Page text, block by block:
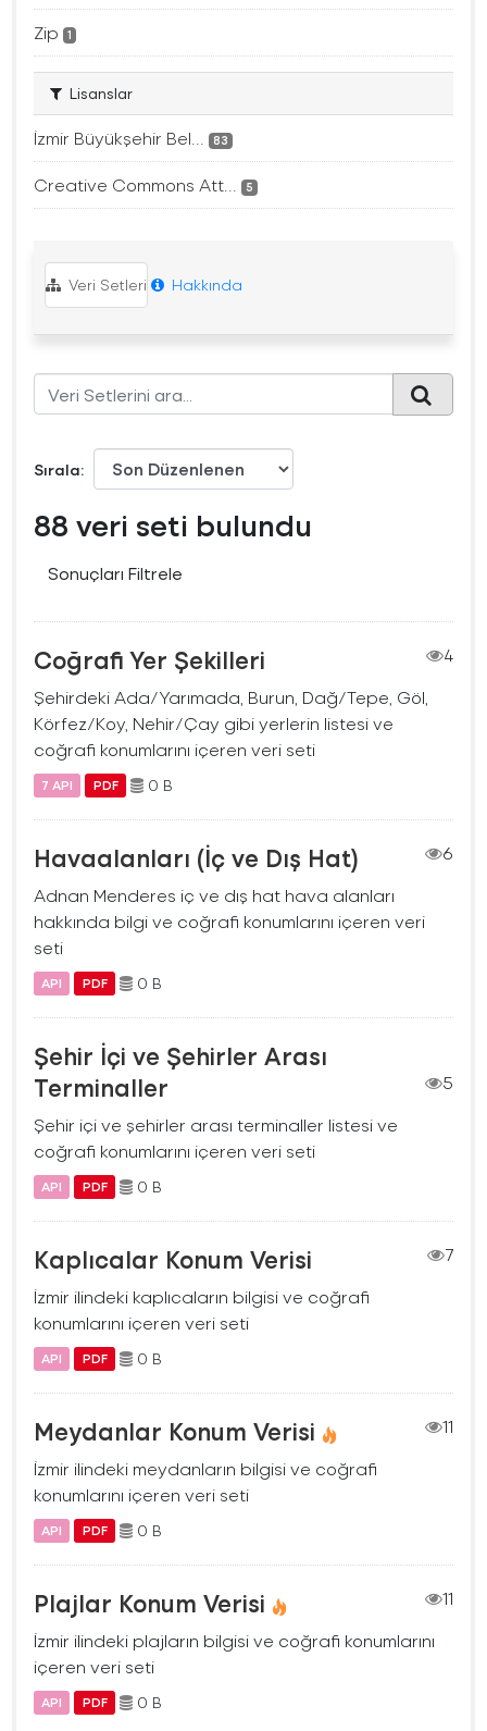
Zip 1
Lisanslar
İzmir Büyükşehir Bel... 83
Creative Commons Att... 5
Veri Setleri Hakkında
Sırala
88 veri seti bulundu
Sonuçları Filtrele
Coğrafi Yer Şekilleri
4
Şehirdeki Ada/Yarımada, Burun, Dağ/Tepe, Göl,
Körfez/Koy, Nehir/Çay gibi yerlerin listesi ve
coğrafi konumlarını içeren veri seti
7 API PDF 0 B
Havaalanları (İç ve Dış Hat)
6
Adnan Menderes iç ve dış hat hava alanları
hakkında bilgi ve coğrafi konumlarını içeren veri
seti
API PDF 0 B
Şehir İçi ve Şehirler Arası
Terminaller
5
Şehir içi ve şehirler arası terminaller listesi ve
coğrafi konumlarını içeren veri seti
API PDF 0 B
Kaplıcalar Konum Verisi
7
İzmir ilindeki kaplıcaların bilgisi ve coğrafi
konumlarını içeren veri seti
API PDF 0 B
Meydanlar Konum Verisi
11
İzmir ilindeki meydanların bilgisi ve coğrafi
konumlarını içeren veri seti
API PDF 0 B
Plajlar Konum Verisi
11
İzmir ilindeki plajların bilgisi ve coğrafi konumlarını
içeren veri seti
API PDF 0 B